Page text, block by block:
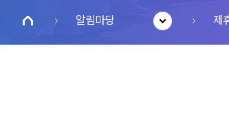
알림마당 제